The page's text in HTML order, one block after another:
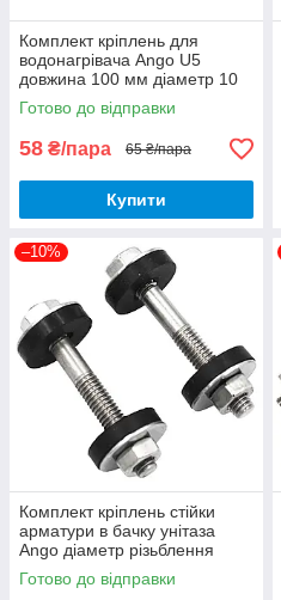
Комплект кріплень для
водонагрівача Ango U5
довжина 100 мм діаметр 10
мм сталь пара
Готово до відправки
58 ₴/пара 65 ₴/пара
Купити
–10%
Комплект кріплень стійки
арматури в бачку унітаза
Ango діаметр різьблення
шпильки М6 мм нержавійка
пара
Готово до відправки